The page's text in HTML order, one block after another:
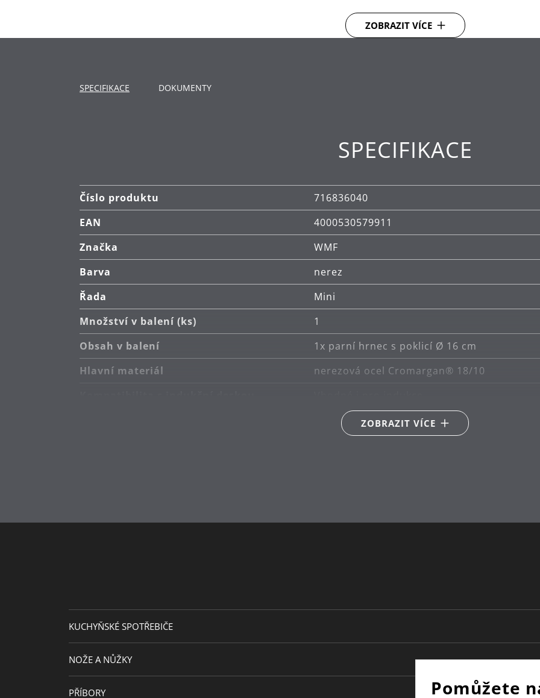
ZOBRAZIT VÍCE
SPECIFIKACE DOKUMENTY
SPECIFIKACE
Číslo produktu
716836040
EAN
4000530579911
Značka
WMF
Barva
nerez
Řada
Mini
Množství v balení (ks)
1
Obsah v balení
1x parní hrnec s poklicí Ø 16 cm
Hlavní materiál
nerezová ocel Cromargan® 18/10
Vhodné pro keramické, plynové, elektrické
ZOBRAZIT VÍCE
KUCHYŇSKÉ SPOTŘEBIČE
NOŽE A NŮŽKY
PŘÍBORY Pomůžete